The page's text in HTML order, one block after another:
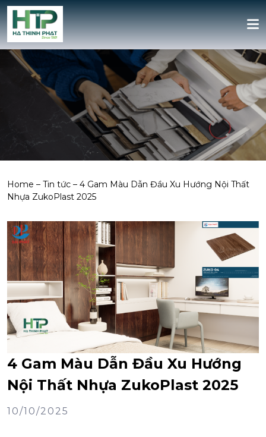
Home – Tin tức – 4 Gam Màu Dẫn Đầu Xu Hướng Nội Thất
Nhựa ZukoPlast 2025
4 Gam Màu Dẫn Đầu Xu Hướng
Nội Thất Nhựa ZukoPlast 2025
10/10/2025